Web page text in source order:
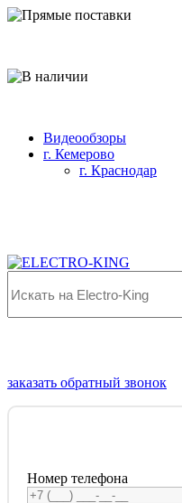
Видеообзоры
г. Кемерово
г. Краснодар
заказать обратный звонок
Номер телефона